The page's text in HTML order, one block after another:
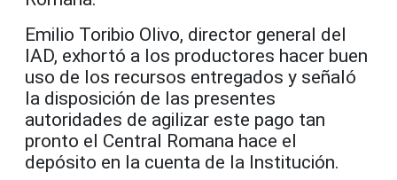
Emilio Toribio Olivo, director general del
IAD, exhortó a los productores hacer buen
uso de los recursos entregados y señaló
la disposición de las presentes
autoridades de agilizar este pago tan
pronto el Central Romana hace el
depósito en la cuenta de la Institución.